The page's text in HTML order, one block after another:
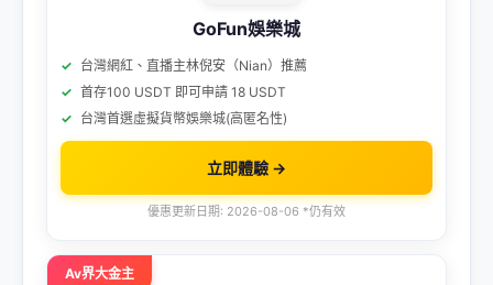
GoFun娛樂城
台灣網紅、直播主林倪安（Nian）推薦
首存100 USDT 即可申請 18 USDT
台灣首選虛擬貨幣娛樂城(高匿名性)
立即體驗 →
優惠更新日期: 2026-08-06 *仍有效
Av界大金主